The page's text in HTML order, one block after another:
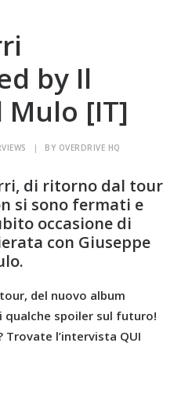
by Il
Mulo [IT]
| BY OVERDRIVE HQ
di ritorno dal tour
si sono fermati e
occasione di
con Giuseppe
del nuovo album
qualche spoiler sul futuro!
Trovate l’intervista QUI